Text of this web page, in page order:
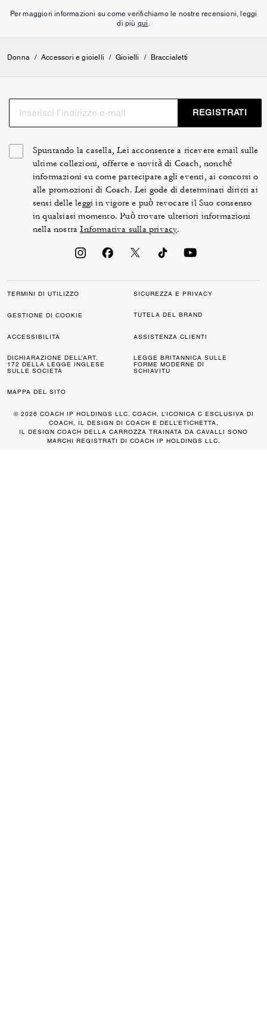
Per maggiori informazioni su come verifichiamo le nostre recensioni, leggi
di più qui
Donna / Accessori e gioielli / Gioielli / Braccialetti
REGISTRATI
Spuntando la casella, Lei acconsente a ricevere email sulle
ultime collezioni, offerte e novità di Coach, nonché
informazioni su come partecipare agli eventi, ai concorsi o
alle promozioni di Coach. Lei gode di determinati diritti ai
sensi delle leggi in vigore e può revocare il Suo consenso
in qualsiasi momento. Può trovare ulteriori informazioni
nella nostraInformativa sulla privacy.
TERMINI DI UTILIZZO SICUREZZA E PRIVACY
GESTIONE DI COOKIE TUTELA DEL BRAND
ACCESSIBILITÀ ASSISTENZA CLIENTI
DICHIARAZIONE DELL’ART.
172 DELLA LEGGE INGLESE
SULLE SOCIETÀ
LEGGE BRITANNICA SULLE
FORME MODERNE DI
SCHIAVITÙ
MAPPA DEL SITO
© 2026 COACH IP HOLDINGS LLC. COACH, L’ICONICA C ESCLUSIVA DI
COACH, IL DESIGN DI COACH E DELL’ETICHETTA,
IL DESIGN COACH DELLA CARROZZA TRAINATA DA CAVALLI SONO
MARCHI REGISTRATI DI COACH IP HOLDINGS LLC.